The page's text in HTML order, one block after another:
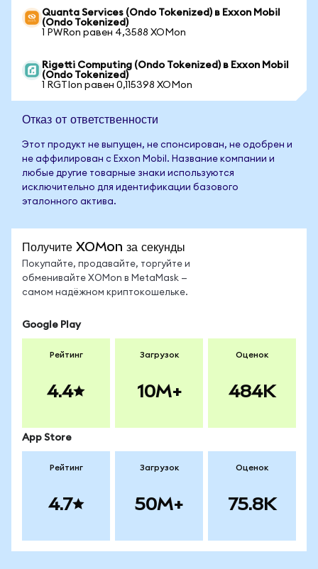
Quanta Services (Ondo Tokenized) в Exxon Mobil
(Ondo Tokenized)
1 PWRon равен 4,3588 XOMon
Rigetti Computing (Ondo Tokenized) в Exxon Mobil
(Ondo Tokenized)
1 RGTIon равен 0,115398 XOMon
Отказ от ответственности
Этот продукт не выпущен, не спонсирован, не одобрен и
не аффилирован с Exxon Mobil. Название компании и
любые другие товарные знаки используются
исключительно для идентификации базового
эталонного актива.
Получите XOMon за секунды
Покупайте, продавайте, торгуйте и
обменивайте XOMon в MetaMask —
самом надёжном криптокошельке.
Google Play
Рейтинг
4.4
Загрузок
10M+
Оценок
484K
App Store
Рейтинг
4.7
Загрузок
50M+
Оценок
75.8K